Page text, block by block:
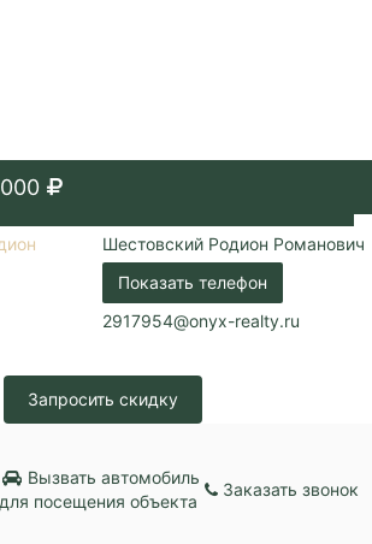
Шестовский Родион Романович
Показать телефон
2917954@onyx-realty.ru
Запросить скидку
Вызвать автомобиль
для посещения объекта
Заказать звонок